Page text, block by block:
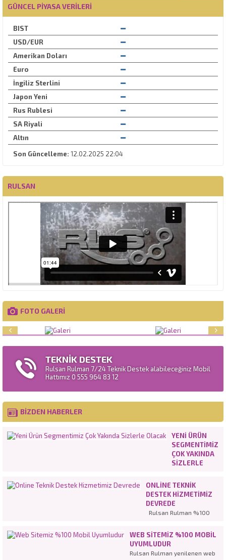
GÜNCEL PIYASA VERILERI
BIST
USD/EUR
Amerikan Doları
Euro
İngiliz Sterlini
Japon Yeni
Rus Rublesi
SA Riyali
Altın
Son Güncelleme: 12.02.2025 22:04
RULSAN
FOTO GALERİ
TEKNİK DESTEK
Rulsan Rulman 7/24 Teknik Destek alabileceğiniz Mobil
Hattımız 0 555 964 83 12
BİZDEN HABERLER
YENI ÜRÜN
SEGMENTIMIZ
ÇOK YAKINDA
SIZLERLE
ONLINE TEKNIK
DESTEK HIZMETIMIZ
DEVREDE
Rulsan Rulman %100
memnuniyetinden
hareketle en iyi hizmeti
Tamamen yenilenen web
WEB SITEMIZ %100 MOBIL
UYUMLUDUR
Rulsan Rulman yenilenen web